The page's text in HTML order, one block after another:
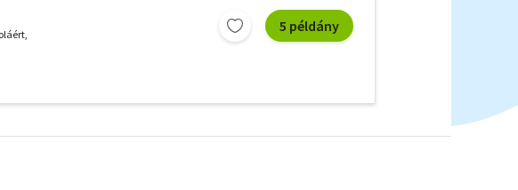
5 példány